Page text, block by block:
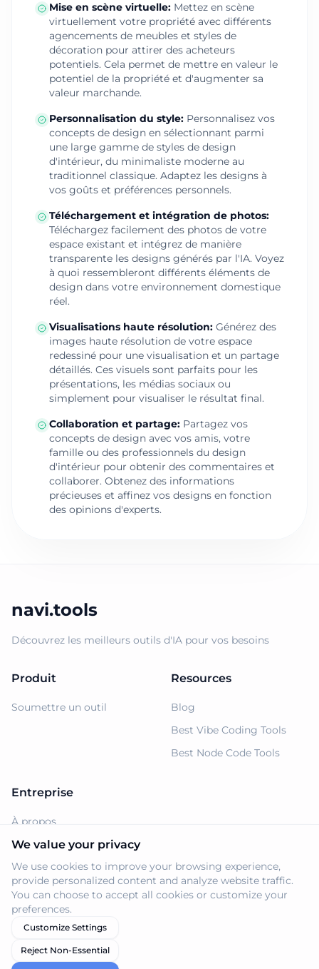
Mise en scène virtuelle: Mettez en scène
virtuellement votre propriété avec différents
agencements de meubles et styles de
décoration pour attirer des acheteurs
potentiels. Cela permet de mettre en valeur le
potentiel de la propriété et d'augmenter sa
valeur marchande.
Personnalisation du style: Personnalisez vos
concepts de design en sélectionnant parmi
une large gamme de styles de design
d'intérieur, du minimaliste moderne au
traditionnel classique. Adaptez les designs à
vos goûts et préférences personnels.
Téléchargement et intégration de photos:
Téléchargez facilement des photos de votre
espace existant et intégrez de manière
transparente les designs générés par l'IA. Voyez
à quoi ressembleront différents éléments de
design dans votre environnement domestique
réel.
Visualisations haute résolution: Générez des
images haute résolution de votre espace
redessiné pour une visualisation et un partage
détaillés. Ces visuels sont parfaits pour les
présentations, les médias sociaux ou
simplement pour visualiser le résultat final.
Collaboration et partage: Partagez vos
concepts de design avec vos amis, votre
famille ou des professionnels du design
d'intérieur pour obtenir des commentaires et
collaborer. Obtenez des informations
précieuses et affinez vos designs en fonction
des opinions d'experts.
navi.tools
Découvrez les meilleurs outils d'IA pour vos besoins
Produit
Soumettre un outil
Resources
Blog
Best Vibe Coding Tools
Best Node Code Tools
Entreprise
À propos
Support
Politique de confidentialité
Conditions d'utilisation
© 2026 Navi.tools. Tous droits réservés.
We value your privacy
We use cookies to improve your browsing experience,
provide personalized content and analyze website traffic.
You can choose to accept all cookies or customize your
preferences.
Customize Settings
Reject Non-Essential